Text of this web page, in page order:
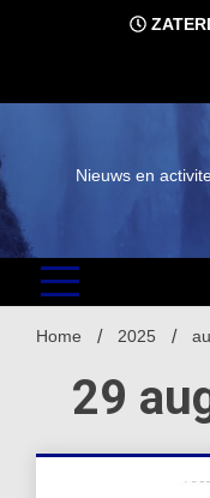
Nieuws en
Home 2025
29